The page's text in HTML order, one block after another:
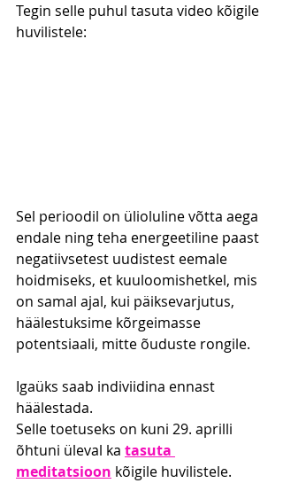
Tegin selle puhul tasuta video kõigile
huvilistele:
Sel perioodil on ülioluline võtta aega
endale ning teha energeetiline paast
negatiivsetest uudistest eemale
hoidmiseks, et kuuloomishetkel, mis
on samal ajal, kui päiksevarjutus,
häälestuksime kõrgeimasse
potentsiaali, mitte õuduste rongile.
Igaüks saab indiviidina ennast
häälestada.
Selle toetuseks on kuni 29. aprilli
õhtuni üleval ka tasuta
meditatsioon kõigile huvilistele.